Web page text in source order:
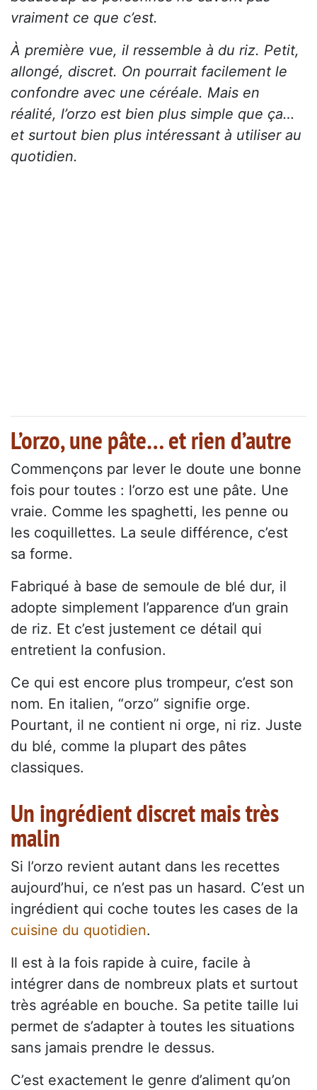
vraiment ce que c’est.
À première vue, il ressemble à du riz. Petit,
allongé, discret. On pourrait facilement le
confondre avec une céréale. Mais en
réalité, l’orzo est bien plus simple que ça…
et surtout bien plus intéressant à utiliser au
quotidien.
L’orzo, une pâte… et rien d’autre
Commençons par lever le doute une bonne
fois pour toutes : l’orzo est une pâte. Une
vraie. Comme les spaghetti, les penne ou
les coquillettes. La seule différence, c’est
sa forme.
Fabriqué à base de semoule de blé dur, il
adopte simplement l’apparence d’un grain
de riz. Et c’est justement ce détail qui
entretient la confusion.
Ce qui est encore plus trompeur, c’est son
nom. En italien, “orzo” signifie orge.
Pourtant, il ne contient ni orge, ni riz. Juste
du blé, comme la plupart des pâtes
classiques.
Un ingrédient discret mais très
malin
Si l’orzo revient autant dans les recettes
aujourd’hui, ce n’est pas un hasard. C’est un
ingrédient qui coche toutes les cases de la
cuisine du quotidien.
Il est à la fois rapide à cuire, facile à
intégrer dans de nombreux plats et surtout
très agréable en bouche. Sa petite taille lui
permet de s’adapter à toutes les situations
sans jamais prendre le dessus.
C’est exactement le genre d’aliment qu’on